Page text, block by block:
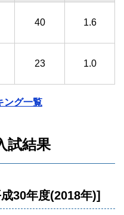
40 1.6
23 1.0
ング一覧
試結果
30年度(2018年)]